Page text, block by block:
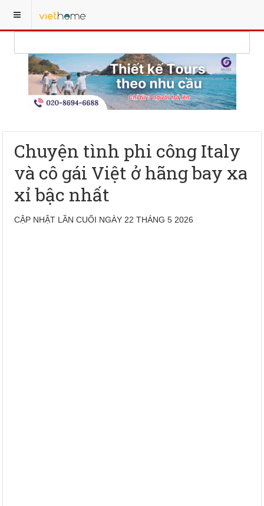
Chuyện tình phi công Italy
và cô gái Việt ở hãng bay xa
xỉ bậc nhất
CẬP NHẬT LẦN CUỐI NGÀY 22 THÁNG 5 2026